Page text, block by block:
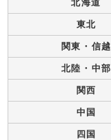
北海道
東北
関東・信越
北陸・中部
関西
中国
四国